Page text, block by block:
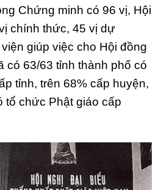
Chứng minh có 96 vị, Hội
chính thức, 45 vị dự
giúp việc cho Hội đồng
có 63/63 tỉnh thành phố có
tỉnh, trên 68% cấp huyện,
tổ chức Phật giáo cấp